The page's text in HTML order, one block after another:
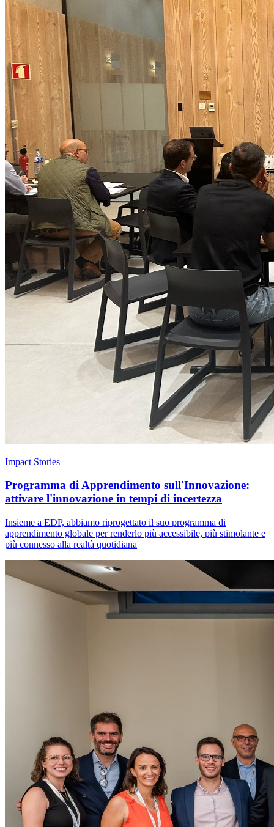
Impact Stories
Programma di Apprendimento sull'Innovazione:
attivare l'innovazione in tempi di incertezza
Insieme a EDP, abbiamo riprogettato il suo programma di
apprendimento globale per renderlo più accessibile, più stimolante e
più connesso alla realtà quotidiana